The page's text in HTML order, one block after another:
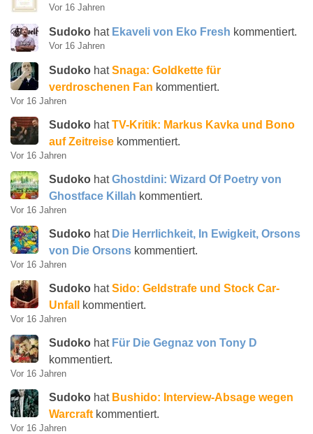
Vor 16 Jahren
Sudoko hat Ekaveli von Eko Fresh kommentiert.
Vor 16 Jahren
Sudoko hatSnaga: Goldkette für
verdroschenen Fan kommentiert.
Vor 16 Jahren
Sudoko hatTV-Kritik: Markus Kavka und Bono
auf Zeitreise kommentiert.
Vor 16 Jahren
Sudoko hatGhostdini: Wizard Of Poetry von
Ghostface Killah kommentiert.
Vor 16 Jahren
Sudoko hat Die Herrlichkeit, In Ewigkeit, Orsons
von Die Orsons kommentiert.
Vor 16 Jahren
Sudoko hatSido: Geldstrafe und Stock Car-
Unfall
kommentiert.
Vor 16 Jahren
Sudoko hat Für Die Gegnaz von Tony D
kommentiert.
Vor 16 Jahren
Sudoko hat Bushido: Interview-Absage wegen
Warcraft kommentiert.
Vor 16 Jahren